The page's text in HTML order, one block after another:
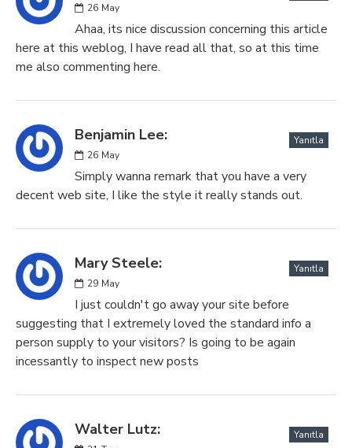
26 May
Ahaa, its nice discussion concerning this article
here at this weblog, I have read all that, so at this time
me also commenting here.
Benjamin Lee:
26 May
Yanıtla
Simply wanna remark that you have a very
decent web site, I like the style it really stands out.
Mary Steele:
29 May
Yanıtla
I just couldn't go away your site before
suggesting that I extremely loved the standard info a
person supply to your visitors? Is going to be again
incessantly to inspect new posts
Walter Lutz: Yanıtla